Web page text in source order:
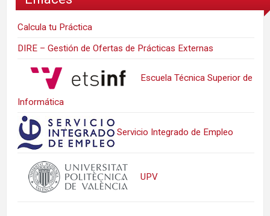
Calcula tu Práctica
DIRE – Gestión de Ofertas de Prácticas Externas
Escuela Técnica Superior de
Informática
Servicio Integrado de Empleo
UPV